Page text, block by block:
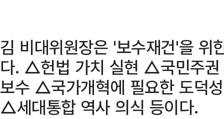
김 비대위원장은 '보수재건'을 위
다. △헌법 가치 실현 △국민주
보수 △국가개혁에 필요한 도덕
△세대통합 역사 의식 등이다.